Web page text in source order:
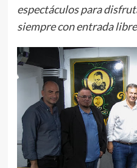
espectáculos para
siempre con entrada